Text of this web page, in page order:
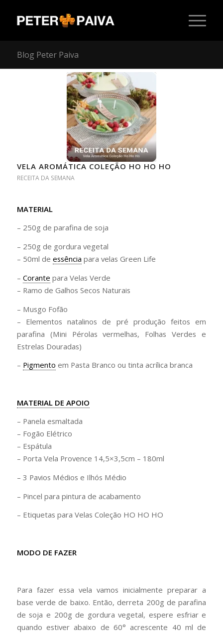
Blog Peter Paiva
VELA AROMÁTICA COLEÇÃO HO HO HO
RECEITA DA SEMANA
MATERIAL
– 250g de parafina de soja
– 250g de gordura vegetal
– 50ml de essência para velas Green Life
– Corante para Velas Verde
– Ramo de Galhos Secos Naturais
– Musgo Fofão
– Elementos natalinos de pré produção feitos em
parafina (Mini Pérolas vermelhas, Folhas Verdes e
Estrelas Douradas)
– Pigmento em Pasta Branco ou tinta acrílica branca
MATERIAL DE APOIO
– Panela esmaltada
– Fogão Elétrico
– Espátula
– Porta Vela Provence 14,5×3,5cm – 180ml
– 3 Pavios Médios e Ilhós Médio
– Pincel para pintura de acabamento
– Etiquetas para Velas Coleção HO HO HO
MODO DE FAZER
Para fazer essa vela vamos inicialmente preparar a
base verde de baixo. Então, derreta 200g de parafina
de soja e 200g de gordura vegetal, espere esfriar e
quando estiver abaixo de 60° acrescente 40 ml de